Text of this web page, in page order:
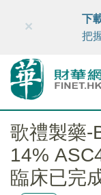
財華智庫網
×
下
把
歌禮製藥-
14%
臨床已完